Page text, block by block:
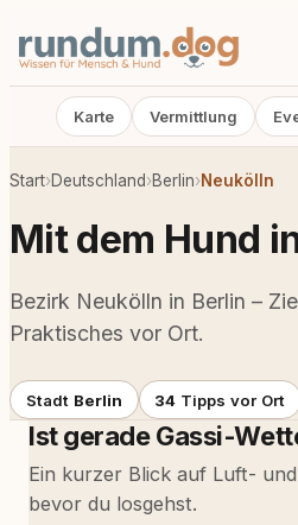
Karte Vermittlung
Start›Deutschland›Berlin›Neukölln
Mit dem Hund
Bezirk Neukölln in Berlin –
Praktisches vor Ort.
Stadt Berlin 34 Tipps vor Ort
Ist gerade Gassi-
Ein kurzer Blick auf Luft-
bevor du losgehst.